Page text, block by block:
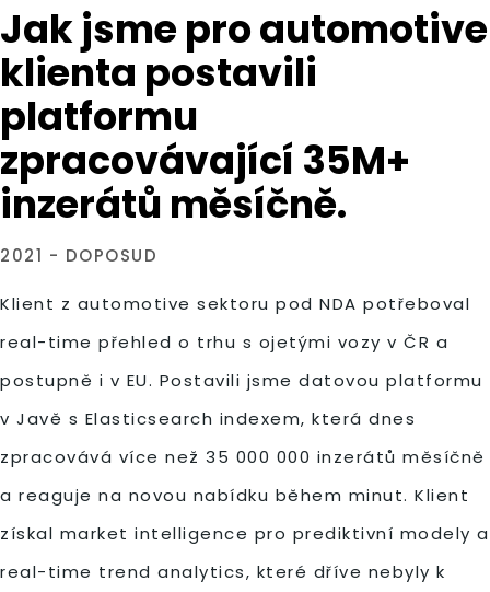
Jak jsme pro automotive
klienta postavili
platformu
zpracovávající 35M+
inzerátů měsíčně.
2021 - DOPOSUD
Klient z automotive sektoru pod NDA potřeboval
real-time přehled o trhu s ojetými vozy v ČR a
postupně i v EU. Postavili jsme datovou platformu
v Javě s Elasticsearch indexem, která dnes
zpracovává více než 35 000 000 inzerátů měsíčně
a reaguje na novou nabídku během minut. Klient
získal market intelligence pro prediktivní modely a
real-time trend analytics, které dříve nebyly k